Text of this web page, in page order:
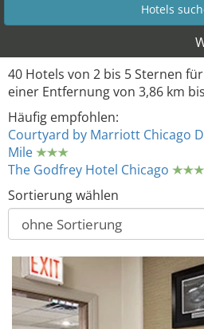
40 Hotels von 2 bis 5 Sternen
einer Entfernung von 3,86 km
Häufig empfohlen:
Courtyard by Marriott Chicago
Mile
The Godfrey Hotel Chicago
Sortierung wählen